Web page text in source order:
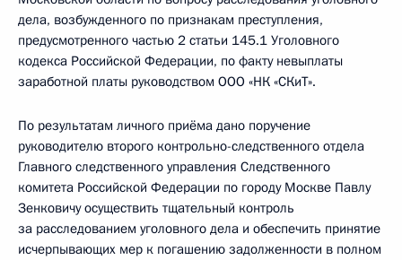
дела, возбужденного по признакам преступления,
предусмотренного частью 2 статьи 145.1 Уголовного
кодекса Российской Федерации, по факту невыплаты
заработной платы руководством ООО «НК «СКиТ».
По результатам личного приёма дано поручение
руководителю второго контрольно-следственного отдела
Главного следственного управления Следственного
комитета Российской Федерации по городу Москве Павлу
Зенковичу осуществить тщательный контроль
за расследованием уголовного дела и обеспечить принятие
исчерпывающих мер к погашению задолженности в полном